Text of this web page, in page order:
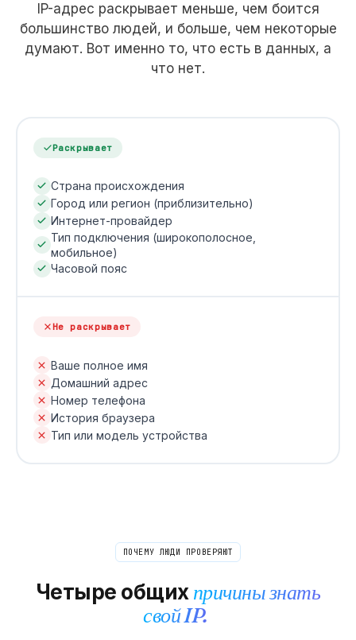
IP-адрес раскрывает меньше, чем боится
большинство людей, и больше, чем некоторые
думают. Вот именно то, что есть в данных, а
что нет.
Раскрывает
Страна происхождения
Город или регион (приблизительно)
Интернет-провайдер
Тип подключения (широкополосное,
мобильное)
Часовой пояс
Не раскрывает
Ваше полное имя
Домашний адрес
Номер телефона
История браузера
Тип или модель устройства
ПОЧЕМУ ЛЮДИ ПРОВЕРЯЮТ
Четыре общих причины знать
свой IP.